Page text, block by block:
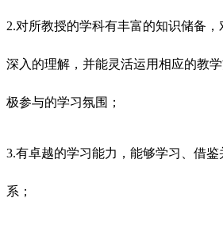
2.对所教授的学科有丰富的知识储备
深入的理解，并能灵活运用相应的教
极参与的学习氛围；
3.有卓越的学习能力，能够学习、借
系；